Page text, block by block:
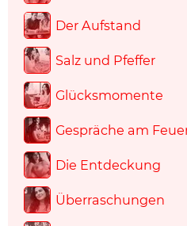
Der Aufstand
Salz und Pfeffer
Glücksmomente
Gespräche am
Die Entdeckung
Überraschungen